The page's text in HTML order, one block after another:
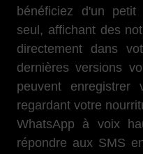
bénéficiez d'un
seul, affichant des
directement dans
dernières versions
peuvent enregistrer
regardant votre
WhatsApp à voix
répondre aux SMS